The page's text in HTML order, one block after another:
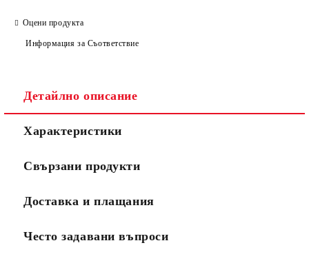
Оцени продукта
Информация за Съответствие
Детайлно описание
Характеристики
Свързани продукти
Доставка и плащания
Често задавани въпроси